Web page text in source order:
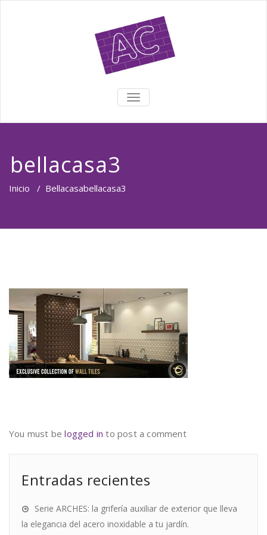
TOGGLE NAVIGATION
bellacasa3
Inicio / Bellacasabellacasa3
You must belogged in to post a comment
Entradas recientes
Serie ARCHES: la grifería auxiliar de exterior que lleva
la elegancia del acero inoxidable a tu jardín.